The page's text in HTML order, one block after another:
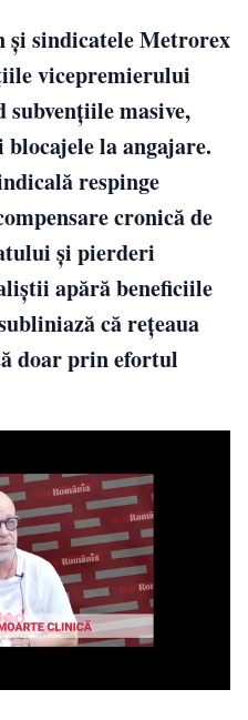
sindicatele Metrorex
vicepremierului
masive,
la angajare.
respinge
cronică de
și pierderi
apără beneficiile
că rețeaua
doar prin efortul